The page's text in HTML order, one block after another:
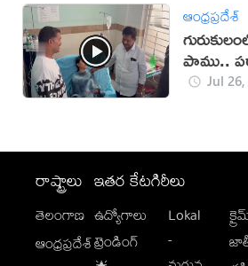
ఆంధ్రప్రదేశ్
పాము..
Jul 26,
రాష్ట్రాలు
తెలంగాణ
ఆంధ్రప్రదేశ్
ఇతర కేటగిరీలు
ఉద్యోగాలు
ట్రెండింగ్
Lokal
-